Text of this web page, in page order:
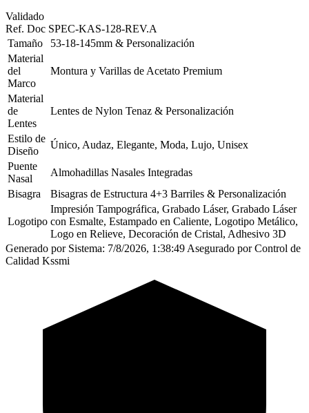
Validado
Ref. Doc SPEC-KAS-128-REV.A
Tamaño
53-18-145mm & Personalización
Material
del
Marco
Montura y Varillas de Acetato Premium
Material
de
Lentes
Lentes de Nylon Tenaz & Personalización
Estilo de
Diseño
Único, Audaz, Elegante, Moda, Lujo, Unisex
Puente
Nasal
Almohadillas Nasales Integradas
Bisagra
Bisagras de Estructura 4+3 Barriles & Personalización
Logotipo
Impresión Tampográfica, Grabado Láser, Grabado Láser
con Esmalte, Estampado en Caliente, Logotipo Metálico,
Logo en Relieve, Decoración de Cristal, Adhesivo 3D
Generado por Sistema: 7/8/2026, 1:38:49 Asegurado por Control de
Calidad Kssmi